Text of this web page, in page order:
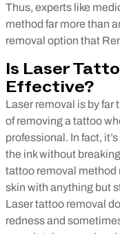
Thus, experts like
method far more than
removal option that
Is Laser
Effective?
Laser removal is by far
of removing a tattoo
professional. In fact,
the ink without
tattoo removal method
skin with anything but
Laser tattoo removal
redness and